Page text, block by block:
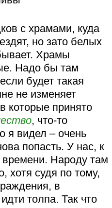
с храмами, куда
но зато белых
Храмы
Надо бы там
будет такая
не изменяет
которые принято
, что-то
я видел – очень
попасть. У нас, к
Народу там
хотя судя по тому,
в
толпа. Так что